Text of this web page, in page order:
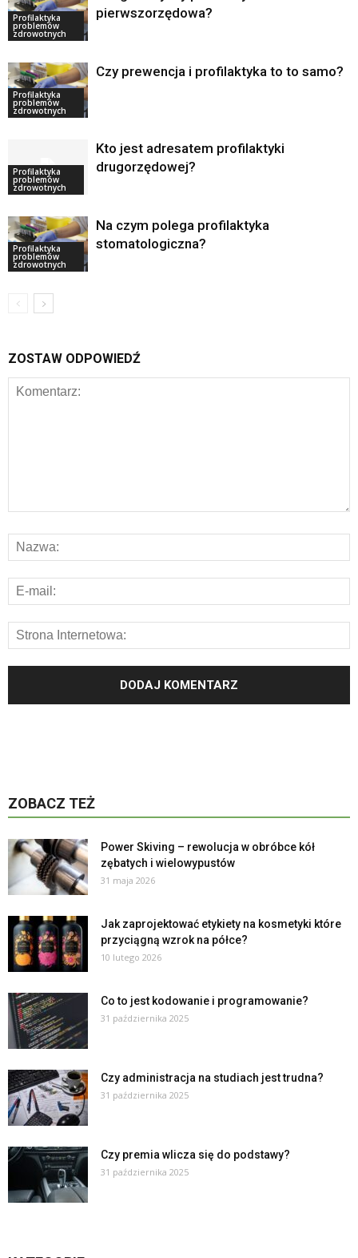
Profilaktyka
problemów
zdrowotnych
pierwszorzędowa?
Profilaktyka
problemów
zdrowotnych
Czy prewencja i profilaktyka to to samo?
Profilaktyka
problemów
zdrowotnych
Kto jest adresatem profilaktyki
drugorzędowej?
Profilaktyka
problemów
zdrowotnych
Na czym polega profilaktyka
stomatologiczna?
ZOSTAW ODPOWIEDŹ
ZOBACZ TEŻ
Power Skiving – rewolucja w obróbce kół
zębatych i wielowypustów
31 maja 2026
Jak zaprojektować etykiety na kosmetyki które
przyciągną wzrok na półce?
10 lutego 2026
Co to jest kodowanie i programowanie?
31 października 2025
Czy administracja na studiach jest trudna?
31 października 2025
Czy premia wlicza się do podstawy?
31 października 2025